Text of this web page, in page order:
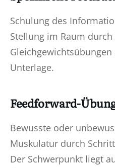
Schulung des
Stellung im Raum
Unterlage.
Feedforward-
Bewusste oder
Muskulatur durch
Der Schwerpunkt liegt